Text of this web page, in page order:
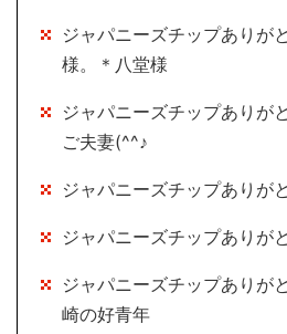
ジャパニーズチップありが
様。＊八堂様
ジャパニーズチップありが
ご夫妻(^^♪
ジャパニーズチップありが
ジャパニーズチップありが
ジャパニーズチップありが
崎の好青年